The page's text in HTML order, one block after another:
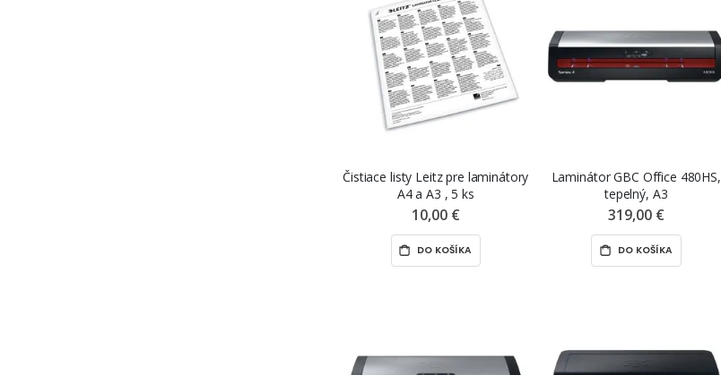
Čistiace listy Leitz pre laminátory
A4 a A3 , 5 ks
10,00 €
DO KOŠÍKA
Laminátor GBC Office 480HS,
tepelný, A3
319,00 €
DO KOŠÍKA